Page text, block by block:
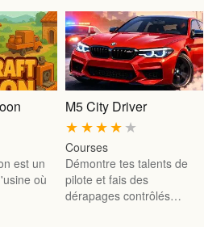
est un
où
M5 City Driver
★
★
★
★
★
Courses
Démontre tes talents de
pilote et fais des
dérapages contrôlés…